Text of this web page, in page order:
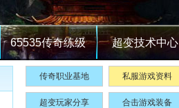
65535传奇练级 超变技术中心
传奇职业基地 私服游戏资料
超变玩家分享 合击游戏装备